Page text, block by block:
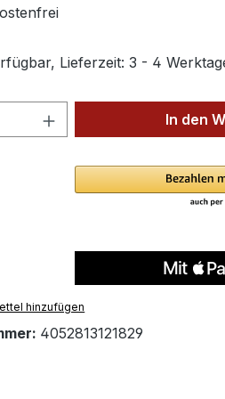
Lieferzeit: 3 - 4
Anzahl: Gib denIn den
hinzufügen
4052813121829